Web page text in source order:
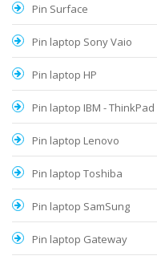
Pin Surface
Pin laptop Sony Vaio
Pin laptop HP
Pin laptop IBM - ThinkPad
Pin laptop Lenovo
Pin laptop Toshiba
Pin laptop SamSung
Pin laptop Gateway